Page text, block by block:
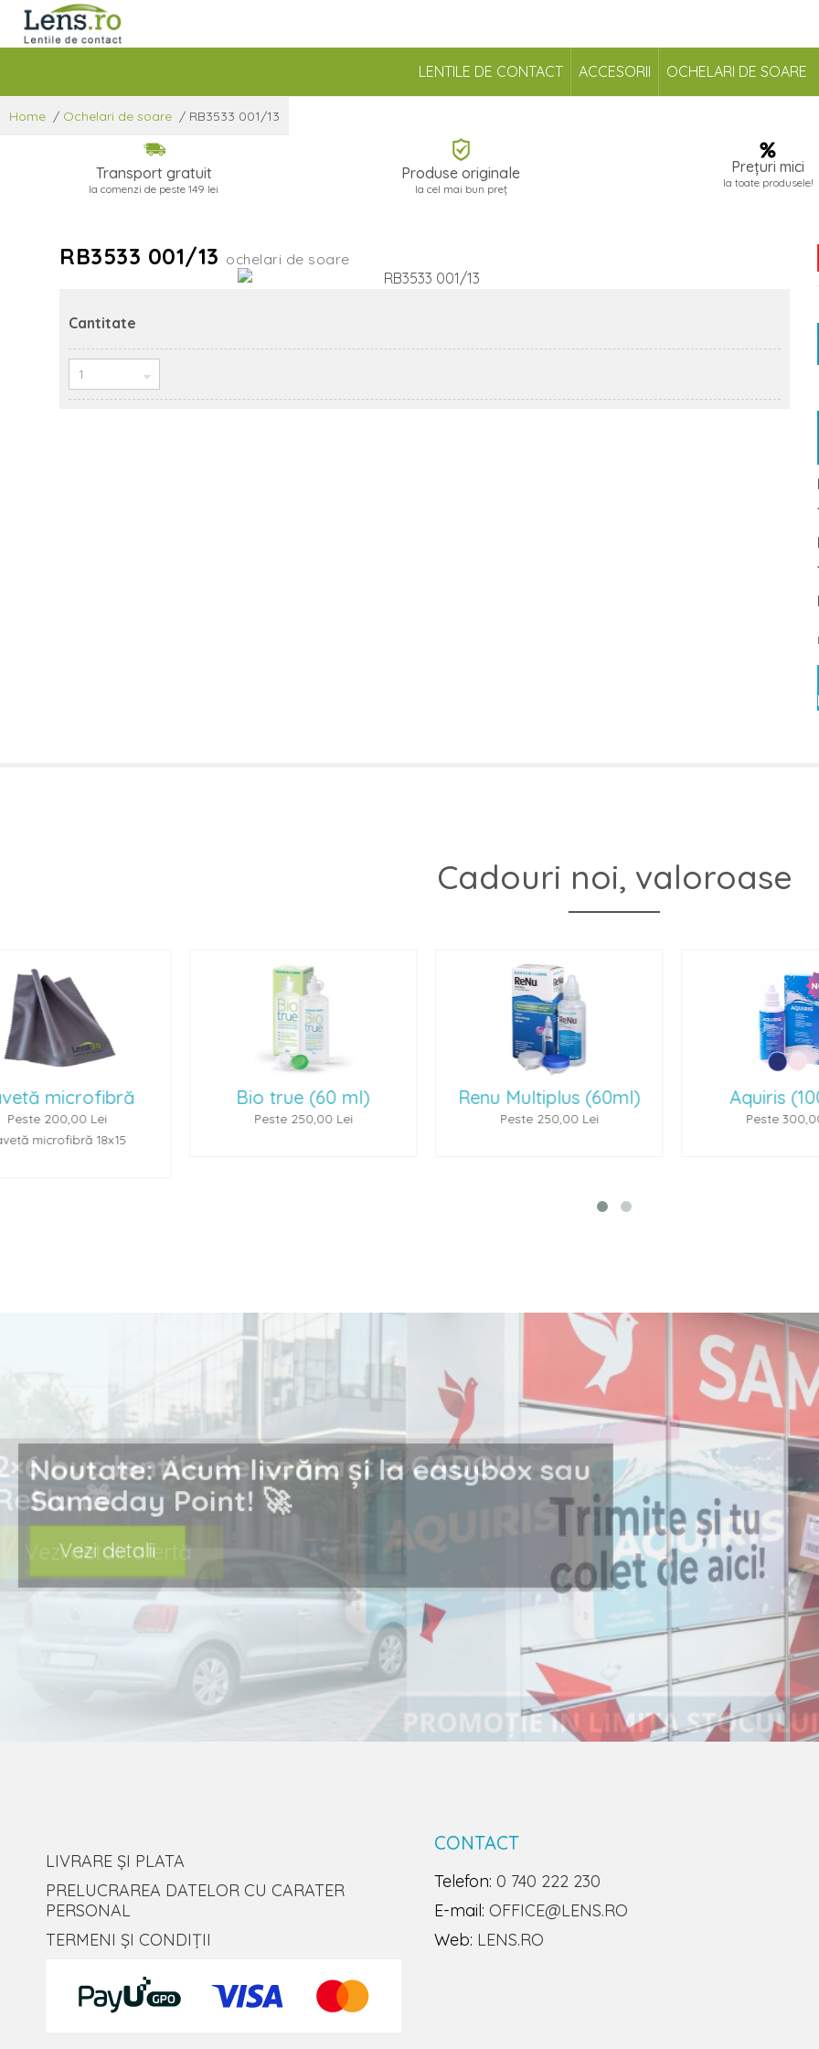
LENTILE DE CONTACT ACCESORII OCHELARI DE SOARE
Home / Ochelari de soare / RB3533 001/13
Transport gratuit
la comenzi de peste 149 lei
Produse originale
la cel mai bun preț
Prețuri mici
la toate produsele!
RB3533 001/13 ochelari de soare
Cantitate
Cadouri noi, valoroase
Bio true (60 ml)
Peste 250,00 Lei
Renu Multiplus (60ml)
Peste 250,00 Lei
Aquiris (100 ml)
Peste 300,00 Lei
Noutate: Acum livrăm și la easybox sau
Sameday Point! 🚀
Vezi detalii
LIVRARE ȘI PLATA
PRELUCRAREA DATELOR CU CARATER
PERSONAL
TERMENI ȘI CONDIȚII
CONTACT
Telefon: 0 740 222 230
E-mail: OFFICE@LENS.RO
Web: LENS.RO